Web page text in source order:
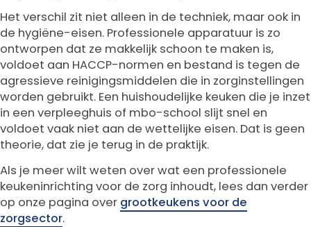
Het verschil zit niet alleen in de techniek, maar ook in
de hygiëne-eisen. Professionele apparatuur is zo
ontworpen dat ze makkelijk schoon te maken is,
voldoet aan HACCP-normen en bestand is tegen de
agressieve reinigingsmiddelen die in zorginstellingen
worden gebruikt. Een huishoudelijke keuken die je inzet
in een verpleeghuis of mbo-school slijt snel en
voldoet vaak niet aan de wettelijke eisen. Dat is geen
theorie, dat zie je terug in de praktijk.
Als je meer wilt weten over wat een professionele
keukeninrichting voor de zorg inhoudt, lees dan verder
op onze pagina over grootkeukens voor de
zorgsector.